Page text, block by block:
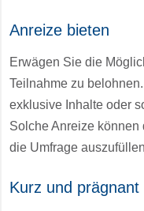
Anreize bieten
Erwägen Sie die
Teilnahme zu
exklusive Inhalte oder
Solche Anreize können
die Umfrage
Kurz und prägnant